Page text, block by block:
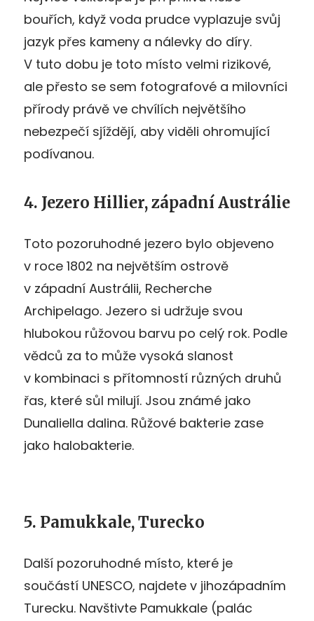
bouřích, když voda prudce vyplazuje svůj
jazyk přes kameny a nálevky do díry.
V tuto dobu je toto místo velmi rizikové,
ale přesto se sem fotografové a milovníci
přírody právě ve chvílích největšího
nebezpečí sjíždějí, aby viděli ohromující
podívanou.
4. Jezero Hillier, západní Austrálie
Toto pozoruhodné jezero bylo objeveno
v roce 1802 na největším ostrově
v západní Austrálii, Recherche
Archipelago. Jezero si udržuje svou
hlubokou růžovou barvu po celý rok. Podle
vědců za to může vysoká slanost
v kombinaci s přítomností různých druhů
řas, které sůl milují. Jsou známé jako
Dunaliella dalina. Růžové bakterie zase
jako halobakterie.
5. Pamukkale, Turecko
Další pozoruhodné místo, které je
součástí UNESCO, najdete v jihozápadním
Turecku. Navštivte Pamukkale (palác